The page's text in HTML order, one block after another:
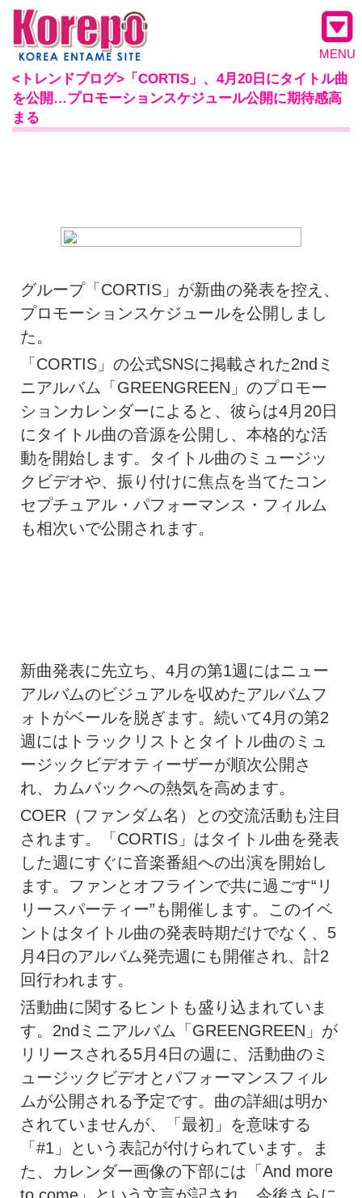
MENU
<トレンドブログ>「CORTIS」、4月20日にタイトル曲
を公開…プロモーションスケジュール公開に期待感高
まる
グループ「CORTIS」が新曲の発表を控え、
プロモーションスケジュールを公開しまし
た。
「CORTIS」の公式SNSに掲載された2ndミ
ニアルバム「GREENGREEN」のプロモー
ションカレンダーによると、彼らは4月20日
にタイトル曲の音源を公開し、本格的な活
動を開始します。タイトル曲のミュージッ
クビデオや、振り付けに焦点を当てたコン
セプチュアル・パフォーマンス・フィルム
も相次いで公開されます。
新曲発表に先立ち、4月の第1週にはニュー
アルバムのビジュアルを収めたアルバムフ
ォトがベールを脱ぎます。続いて4月の第2
週にはトラックリストとタイトル曲のミュ
ージックビデオティーザーが順次公開さ
れ、カムバックへの熱気を高めます。
COER（ファンダム名）との交流活動も注目
されます。「CORTIS」はタイトル曲を発表
した週にすぐに音楽番組への出演を開始し
ます。ファンとオフラインで共に過ごす“リ
リースパーティー”も開催します。このイベ
ントはタイトル曲の発表時期だけでなく、5
月4日のアルバム発売週にも開催され、計2
回行われます。
活動曲に関するヒントも盛り込まれていま
す。2ndミニアルバム「GREENGREEN」が
リリースされる5月4日の週に、活動曲のミ
ュージックビデオとパフォーマンスフィル
ムが公開される予定です。曲の詳細は明か
されていませんが、「最初」を意味する
「#1」という表記が付けられています。ま
た、カレンダー画像の下部には「And more